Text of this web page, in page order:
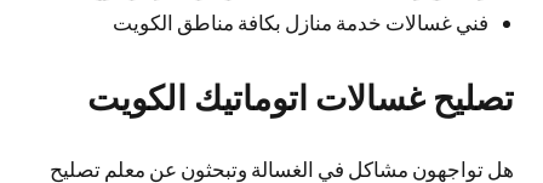
فني غسالات خدمة منازل بكافة مناطق الكويت
تصليح غسالات اتوماتيك الكويت
هل تواجهون مشاكل في الغسالة وتبحثون عن معلم تصليح